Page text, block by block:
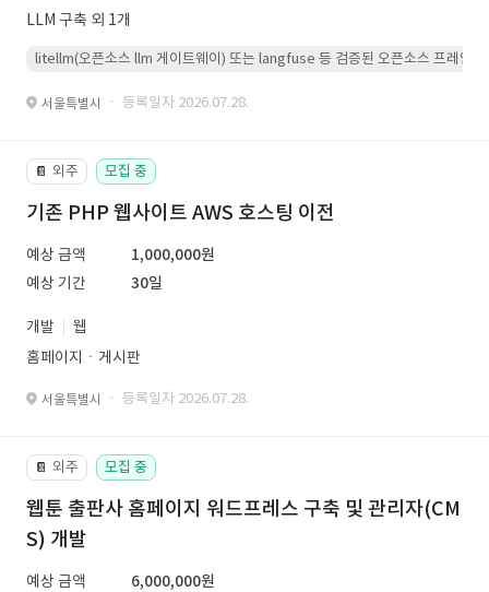
LLM 구축 외 1개
litellm(오픈소스 llm 게이트웨이) 또는 langfuse 등 검증된 오픈소스 프레임워
서울특별시 · 등록일자 2026.07.28.
📔 외주 모집 중
기존 PHP 웹사이트 AWS 호스팅 이전
예상 금액
1,000,000원
예상 기간
30일
개발
웹
홈페이지ㆍ게시판
서울특별시 · 등록일자 2026.07.28.
📔 외주 모집 중
웹툰 출판사 홈페이지 워드프레스 구축 및 관리자(CM
S) 개발
예상 금액
6,000,000원